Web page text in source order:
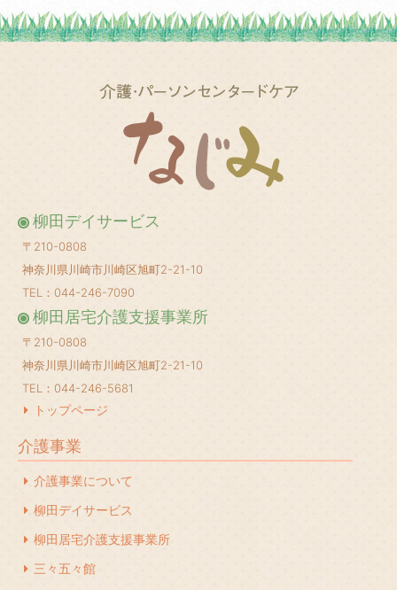
柳田デイサービス
〒210-0808
神奈川県川崎市川崎区旭町2-21-10
TEL：044-246-7090
柳田居宅介護支援事業所
〒210-0808
神奈川県川崎市川崎区旭町2-21-10
TEL：044-246-5681
トップページ
介護事業
介護事業について
柳田デイサービス
柳田居宅介護支援事業所
三々五々館